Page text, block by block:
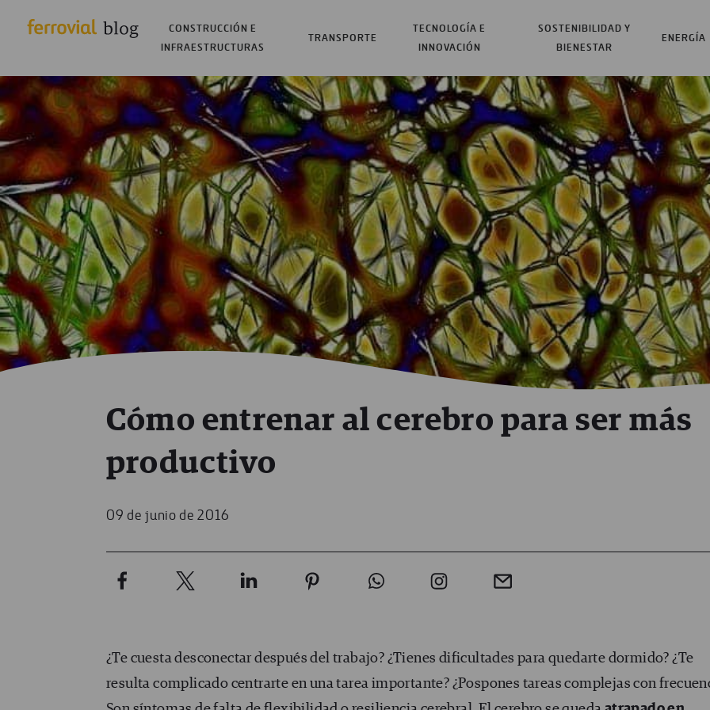
CONSTRUCCIÓN E
INFRAESTRUCTURAS
TRANSPORTE
TECNOLOGÍA E
INNOVACIÓN
SOSTENIBILIDAD Y
BIENESTAR
ENERGÍA
Cómo entrenar al cerebro para ser más
productivo
09 de junio de 2016
¿Te cuesta desconectar después del trabajo? ¿Tienes dificultades para quedarte dormido? ¿Te
resulta complicado centrarte en una tarea importante? ¿Pospones tareas complejas con